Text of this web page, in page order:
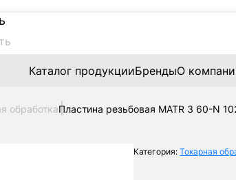
Каталог продукцииБрендыО
обработкаПластина резьбовая MATR 3 60-N
Категория:Токарная